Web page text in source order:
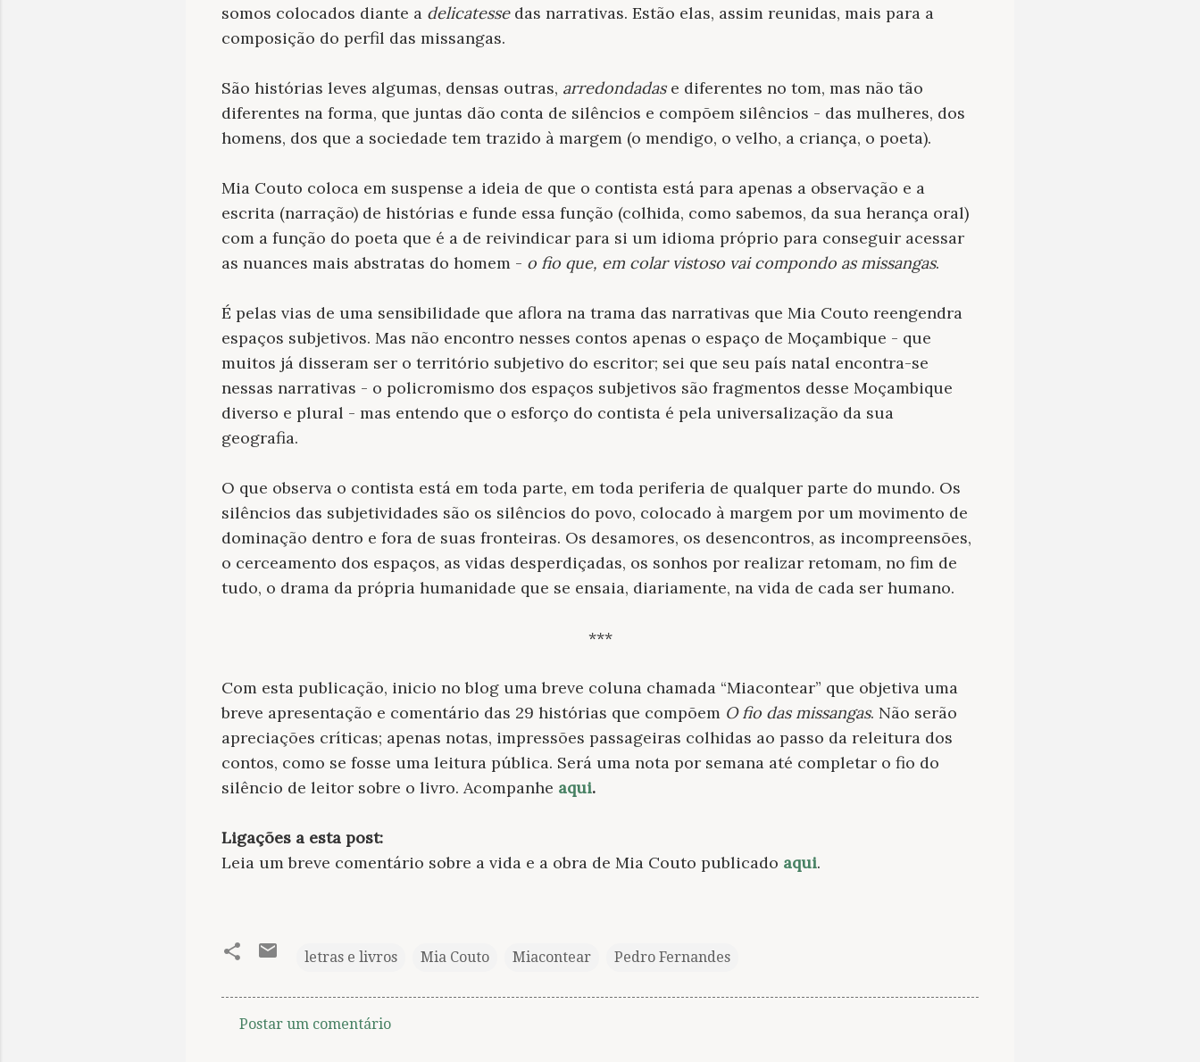
somos colocados diante a delicatessedas narrativas. Estão elas, assim reunidas, mais para a
composição do perfil das missangas.
São histórias leves algumas, densas outras, arredondadase diferentes no tom, mas não tão
diferentes na forma, que juntas dão conta de silêncios e compõem silêncios - das mulheres, dos
homens, dos que a sociedade tem trazido à margem (o mendigo, o velho, a criança, o poeta).
Mia Couto coloca em suspense a ideia de que o contista está para apenas a observação e a
escrita (narração) de histórias e funde essa função (colhida, como sabemos, da sua herança oral)
com a função do poeta que é a de reivindicar para si um idioma próprio para conseguir acessar
as nuances mais abstratas do homem - o fio que, em colar vistoso vai compondo as missangas.
É pelas vias de uma sensibilidade que aflora na trama das narrativas que Mia Couto reengendra
espaços subjetivos. Mas não encontro nesses contos apenas o espaço de Moçambique - que
muitos já disseram ser o território subjetivo do escritor; sei que seu país natal encontra-se
nessas narrativas - o policromismo dos espaços subjetivos são fragmentos desse Moçambique
diverso e plural - mas entendo que o esforço do contista é pela universalização da sua
geografia.
O que observa o contista está em toda parte, em toda periferia de qualquer parte do mundo. Os
silêncios das subjetividades são os silêncios do povo, colocado à margem por um movimento de
dominação dentro e fora de suas fronteiras. Os desamores, os desencontros, as incompreensões,
o cerceamento dos espaços, as vidas desperdiçadas, os sonhos por realizar retomam, no fim de
tudo, o drama da própria humanidade que se ensaia, diariamente, na vida de cada ser humano.
***
Com esta publicação, inicio no blog uma breve coluna chamada “Miacontear” que objetiva uma
breve apresentação e comentário das 29 histórias que compõem O fio das missangas. Não serão
apreciações críticas; apenas notas, impressões passageiras colhidas ao passo da releitura dos
contos, como se fosse uma leitura pública. Será uma nota por semana até completar o fio do
silêncio de leitor sobre o livro. Acompanhe aqui.
Ligações a esta post:
Leia um breve comentário sobre a vida e a obra de Mia Couto publicado aqui.
letras e livros Mia Couto Miacontear Pedro Fernandes
Postar um comentário